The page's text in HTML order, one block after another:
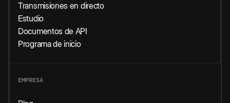
Transmisiones en directo
Estudio
Documentos de API
Programa de inicio
EMPRESA